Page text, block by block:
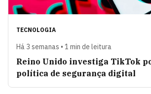
TECNOLOGIA
Há 3 semanas • 1 min de leitura
Reino Unido investiga TikTok
política de segurança digital